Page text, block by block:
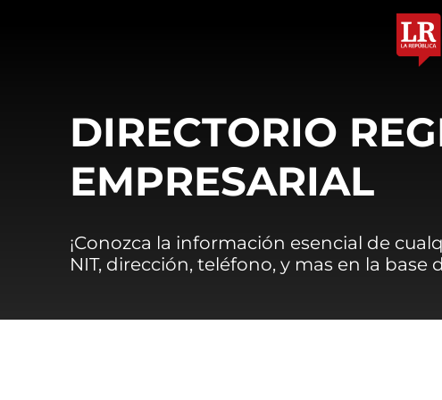
DIRECTORIO
EMPRESARIAL
¡Conozca la información esencial de
NIT, dirección, teléfono, y mas en la